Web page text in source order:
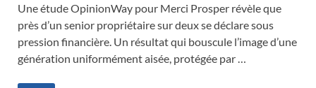
Une étude OpinionWay pour Merci Prosper révèle que
près d’un senior propriétaire sur deux se déclare sous
pression financière. Un résultat qui bouscule l’image d’une
génération uniformément aisée, protégée par …